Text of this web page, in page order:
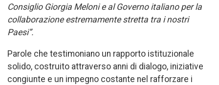
Consiglio Giorgia Meloni e al Governo italiano per la
collaborazione estremamente stretta tra i nostri
Paesi”.
Parole che testimoniano un rapporto istituzionale
solido, costruito attraverso anni di dialogo, iniziative
congiunte e un impegno costante nel rafforzare i